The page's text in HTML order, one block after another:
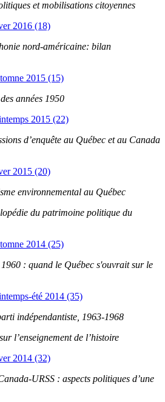
et mobilisations citoyennes
2016 (18)
nord-américaine: bilan
2015 (15)
années 1950
2015 (22)
d’enquête au Québec et au Canada
2015 (20)
environnemental au Québec
du patrimoine politique du
2014 (25)
1960 : quand le Québec s'ouvrait sur le
été 2014 (35)
indépendantiste, 1963-1968
l’enseignement de l’histoire
2014 (32)
URSS : aspects politiques d’une